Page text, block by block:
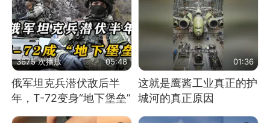
3675 次播放 05:48
俄军坦克兵潜伏敌后半
年，T-72变身“地下堡垒”
01:36
这就是鹰酱工业真正的护
城河的真正原因